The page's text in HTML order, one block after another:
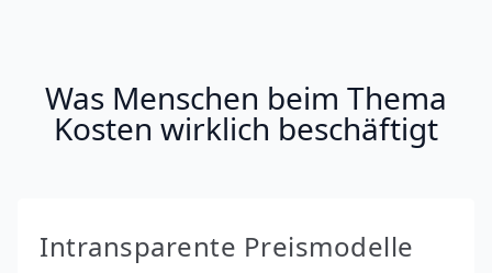
Was Menschen beim Thema
Kosten wirklich beschäftigt
Intransparente Preismodelle